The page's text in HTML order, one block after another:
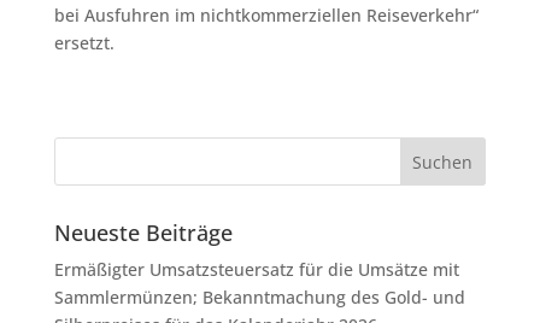
bei Ausfuhren im nichtkommerziellen Reiseverkehr“
ersetzt.
Neueste Beiträge
Ermäßigter Umsatzsteuersatz für die Umsätze mit
Sammlermünzen; Bekanntmachung des Gold- und